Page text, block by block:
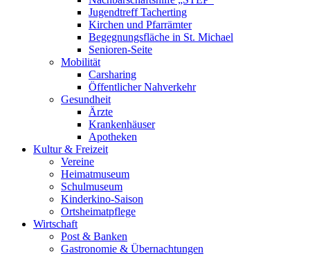
Jugendtreff Tacherting
Kirchen und Pfarrämter
Begegnungsfläche in St. Michael
Senioren-Seite
Mobilität
Carsharing
Öffentlicher Nahverkehr
Gesundheit
Ärzte
Krankenhäuser
Apotheken
Kultur & Freizeit
Vereine
Heimatmuseum
Schulmuseum
Kinderkino-Saison
Ortsheimatpflege
Wirtschaft
Post & Banken
Gastronomie & Übernachtungen